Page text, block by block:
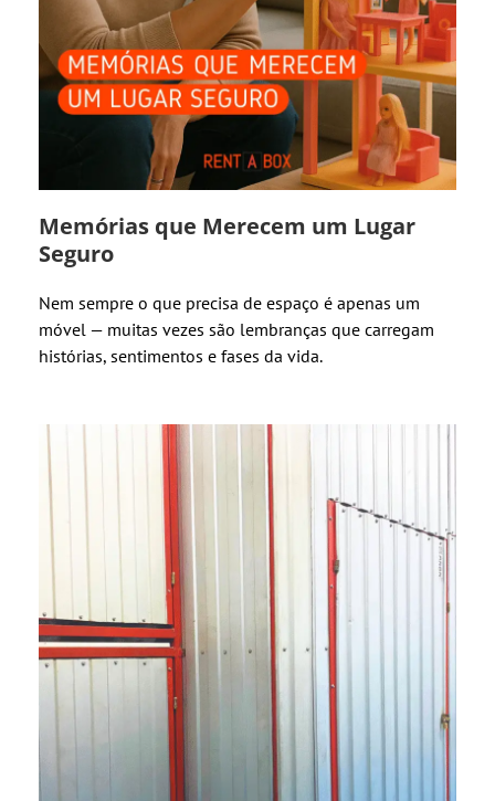
Memórias que Merecem um Lugar
Seguro
Nem sempre o que precisa de espaço é apenas um
móvel — muitas vezes são lembranças que carregam
histórias, sentimentos e fases da vida.